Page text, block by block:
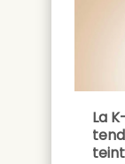
La